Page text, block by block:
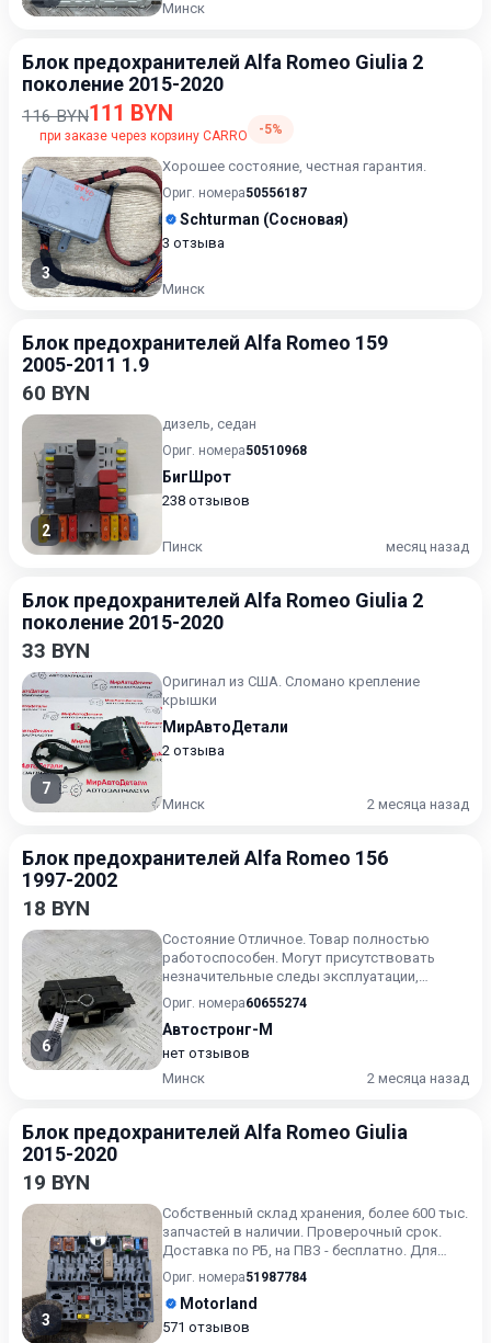
Минск
Блок предохранителей Alfa Romeo Giulia 2
поколение 2015-2020
116 BYN111 BYN
при заказе через корзину CARRO -5%
3
Хорошее состояние, честная гарантия.
Ориг. номера50556187
Schturman (Сосновая)
3 отзыва
Минск
Блок предохранителей Alfa Romeo 159
2005-2011 1.9
60 BYN
2
дизель, седан
Ориг. номера50510968
БигШрот
238 отзывов
Пинск месяц назад
Блок предохранителей Alfa Romeo Giulia 2
поколение 2015-2020
33 BYN
7
Оригинал из США. Сломано крепление
крышки
МирАвтоДетали
2 отзыва
Минск 2 месяца назад
Блок предохранителей Alfa Romeo 156
1997-2002
18 BYN
6
Состояние Отличное. Товар полностью
работоспособен. Могут присутствовать
незначительные следы эксплуатации,
царапины на лакокрасочном покрыт...
Ориг. номера60655274
Автостронг-М
нет отзывов
Минск
2 месяца назад
Блок предохранителей Alfa Romeo Giulia
2015-2020
19 BYN
3
Собственный склад хранения, более 600 тыс.
запчастей в наличии. Проверочный срок.
Доставка по РБ, на ПВЗ - бесплатно. Для
получения актуальн...
Ориг. номера51987784
Motorland
571 отзывов